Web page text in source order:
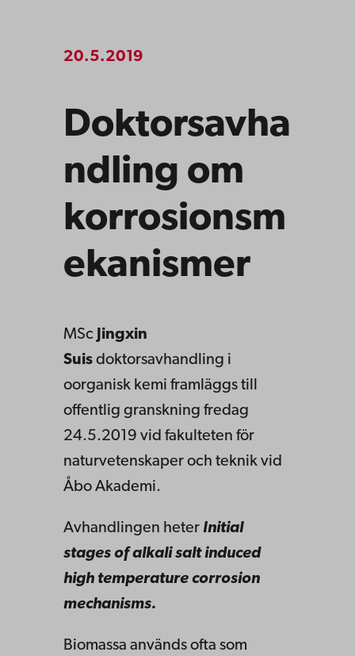
20.5.2019
Doktorsavha
ndling om
korrosionsm
ekanismer
MSc Jingxin
Suis doktorsavhandling i
oorganisk kemi framläggs till
offentlig granskning fredag
24.5.2019 vid fakulteten för
naturvetenskaper och teknik vid
Åbo Akademi.
Avhandlingen heter Initial
stages of alkali salt induced
high temperature corrosion
mechanisms.
Biomassa används ofta som